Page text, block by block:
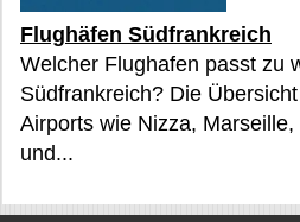
Flughäfen Südfrankreich
Welcher Flughafen passt zu
Südfrankreich? Die
Airports wie Nizza,
und...